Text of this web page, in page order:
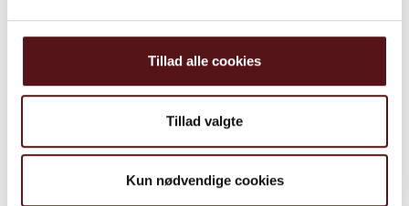
Tillad alle cookies
Tillad valgte
Kun nødvendige cookies
alarm-, brand-, rednings- og førstehjælpsudstyr
Af tidsplanen skal man kunne se:
hvornår den enkelte arbejdsgiver har arbejdsopgaver på
byggepladsen, og hvor meget tid, der er afsat til disse